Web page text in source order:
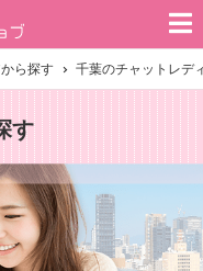
ら探す 千葉のチャットレデ
す